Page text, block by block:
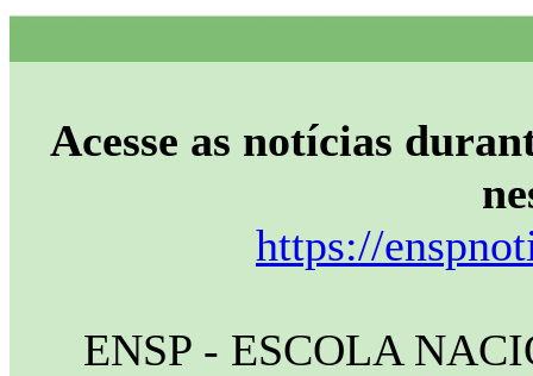
Acesse as notícias
https://
ENSP - ESCOLA